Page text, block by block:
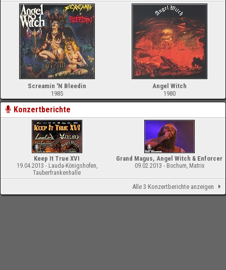
Screamin 'N Bleedin
1985
Angel Witch
1980
Konzertberichte
Keep It True XVI
19.04.2013 - Lauda-Königshofen,
Tauberfrankenhalle
Grand Magus, Angel Witch & Enforcer
09.02.2013 - Bochum, Matrix
Alle 3 Konzertberichte anzeigen